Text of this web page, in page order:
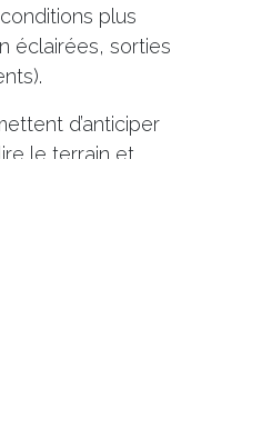
plus
éclairées, sorties
d’anticiper
le terrain et